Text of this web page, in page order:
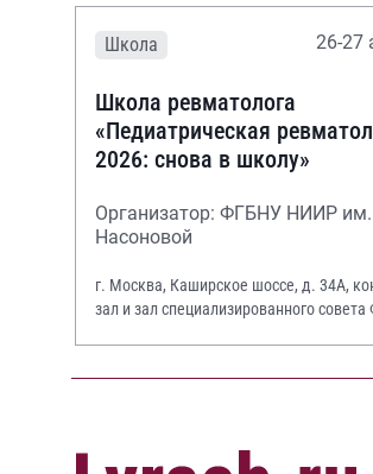
Школа 26-27
Школа ревматолога
«Педиатрическая
2026: снова в школу»
Организатор: ФГБНУ НИИР
Насоновой
г. Москва, Каширское шоссе, д. 34А,
зал и зал специализированного